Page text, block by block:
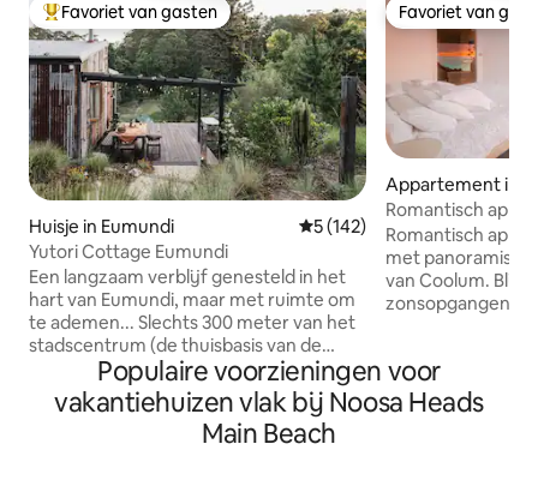
Topfavoriet van gasten
Favoriet van gasten
Huisje in Eumundi Gemiddelde beoordeling
5 (142)
Yutori Cottage Eumundi
Een langzaam verblijf genesteld in het
hart van Eumundi, maar met ruimte om
te ademen... Slechts 300 meter van het
stadscentrum (de thuisbasis van de
beroemde Eumundi-markten), en op
slechts 20 minuten rijden van Noosa,
maar je zou het nooit weten! Met
uitzicht op een dam en omringd door
Favoriet van
Favoriet van
Appartement in
ach
Romantisch
met uitzicht op
Romantisch
met panoramisch
van Coolum. Blijf
zonsopgangen
eigen balkon
moderne open
een paar dagen
Populaire voorzieningen voor
vakantiehuizen vlak bij Noosa Heads
Main Beach